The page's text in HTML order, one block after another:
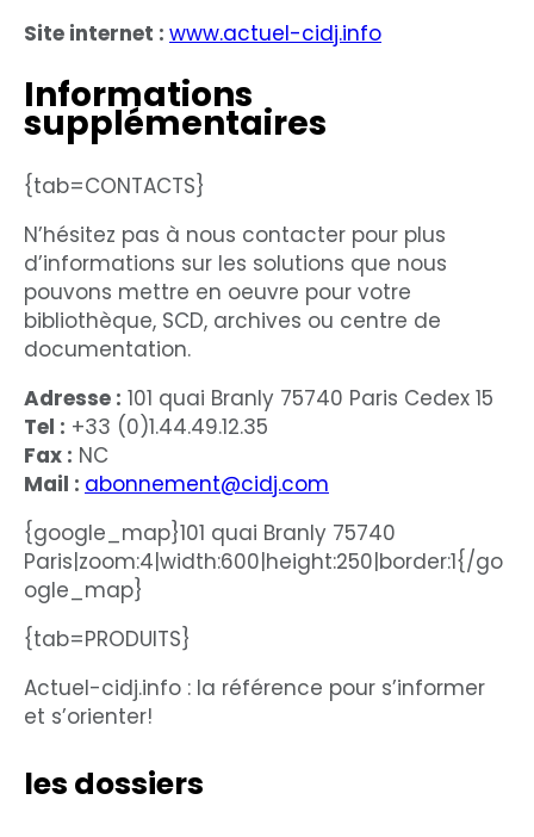
Site internet : www.actuel-cidj.info
Informations
supplémentaires
{tab=CONTACTS}
N’hésitez pas à nous contacter pour plus
d’informations sur les solutions que nous
pouvons mettre en oeuvre pour votre
bibliothèque, SCD, archives ou centre de
documentation.
Adresse : 101 quai Branly 75740 Paris Cedex 15
Tel : +33 (0)1.44.49.12.35
Fax : NC
Mail : abonnement@cidj.com
{google_map}101 quai Branly 75740
Paris|zoom:4|width:600|height:250|border:1{/go
ogle_map}
{tab=PRODUITS}
Actuel-cidj.info : la référence pour s’informer
et s’orienter!
les dossiers